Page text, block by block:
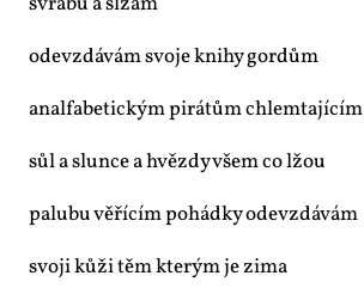
ode­vzdá­vám svo­je kni­hy go­r­dům
anal­fa­be­tic­kým pi­rá­tům chlem­ta­jí­cím
sůl a slun­ce a hvězdy všem co lžou
pa­lu­bu vě­ří­cím po­hád­ky ode­vzdá­vám
svo­ji ků­ži těm kte­rým je zi­ma